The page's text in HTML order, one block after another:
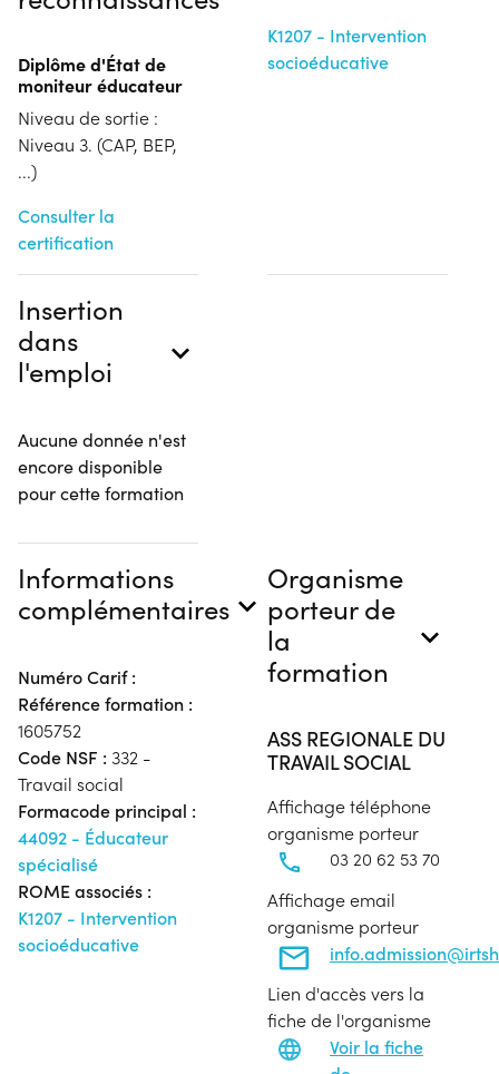
Diplôme d'État de
moniteur éducateur
Niveau de sortie :
Niveau 3. (CAP, BEP,
...)
Consulter la
certification
K1207 - Intervention
socioéducative
Insertion
dans
l'emploi
Aucune donnée n'est
encore disponible
pour cette formation
Informations
complémentaires
Numéro Carif :
Référence formation :
1605752
Code NSF : 332 -
Travail social
Formacode principal :
44092 - Éducateur
spécialisé
ROME associés :
K1207 - Intervention
socioéducative
Organisme
porteur de
la
formation
ASS REGIONALE DU
TRAVAIL SOCIAL
Affichage téléphone
organisme porteur
03 20 62 53 70
Affichage email
organisme porteur
Lien d'accès vers la
fiche de l'organisme
Voir la fiche